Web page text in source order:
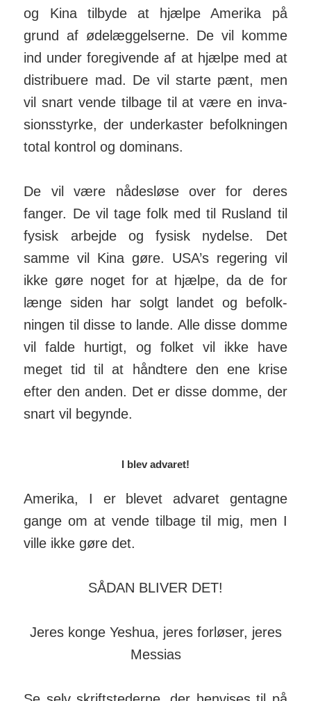
og Kina til­byde at hjælpe Amerika på
grund af øde­læg­gel­serne. De vil komme
ind under fore­givende af at hjælpe med at
distri­buere mad. De vil starte pænt, men
vil snart vende tilbage til at være en inva­
sions­styrke, der under­kaster befolk­ningen
total kontrol og domi­nans.
De vil være nådes­løse over for deres
fanger. De vil tage folk med til Rusland til
fysisk arbejde og fysisk nydelse. Det
samme vil Kina gøre. USA’s regering vil
ikke gøre noget for at hjælpe, da de for
længe siden har solgt landet og befolk­
ningen til disse to lande. Alle disse domme
vil falde hurtigt, og folket vil ikke have
meget tid til at hånd­tere den ene krise
efter den anden. Det er disse domme, der
snart vil begynde.
I blev advaret!
Amerika, I er blevet advaret gen­tagne
gange om at vende tilbage til mig, men I
ville ikke gøre det.
SÅDAN BLIVER DET!
Jeres konge Yeshua, jeres forløser, jeres
Messias